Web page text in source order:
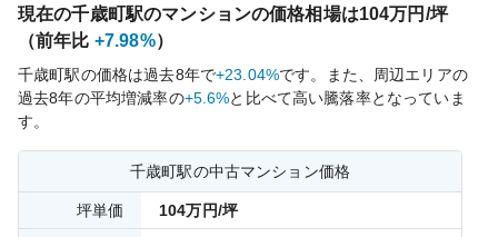
現在の千歳町駅のマンションの価格相場は104万円/坪
（前年比 +7.98%）
千歳町駅の価格は過去8年で+23.04%です。
また、周辺エリアの
過去8年の平均増減率の+5.6%と比べて高い騰落率となっていま
す。
千歳町駅の中古マンション価格
坪単価 104万円/坪